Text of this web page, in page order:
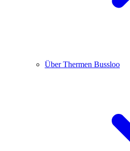
Über Thermen Bussloo